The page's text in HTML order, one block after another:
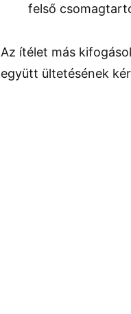
felső
Az ítélet más
együtt ültetésének